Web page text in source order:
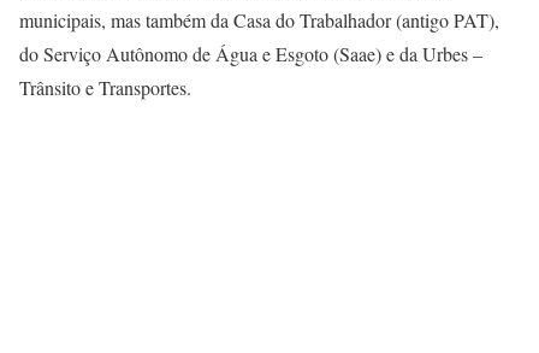
municipais, mas também da Casa do Trabalhador (antigo PAT),
do Serviço Autônomo de Água e Esgoto (Saae) e da Urbes –
Trânsito e Transportes.